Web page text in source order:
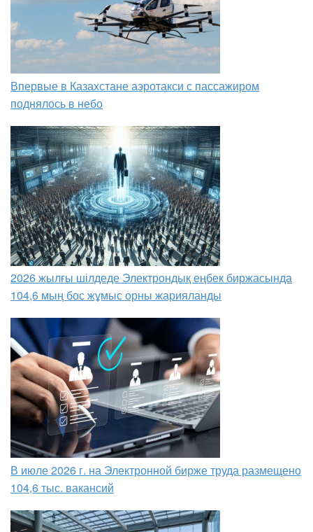
Впервые в Казахстане аэротакси с пассажиром
поднялось в небо
2026 жылғы шілдеде Электрондық еңбек биржасында
104,6 мың бос жұмыс орны жарияланды
В июле 2026 г. на Электронной бирже труда размещено
104,6 тыс. вакансий